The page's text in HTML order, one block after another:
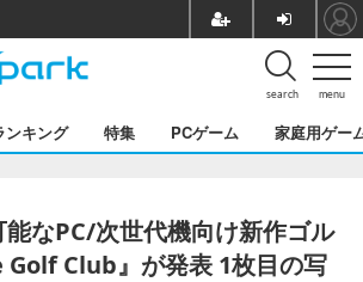
menu
search
ンキング 特集 PCゲーム 家庭用ゲー
能なPC/次世代機向け新作ゴル
Golf Club』が発表 1枚目の写